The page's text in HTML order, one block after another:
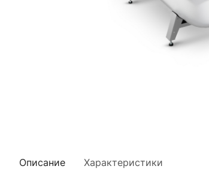
Описание Характеристики